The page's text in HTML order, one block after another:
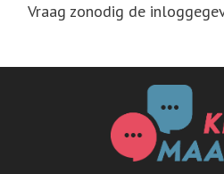
Vraag zonodig de